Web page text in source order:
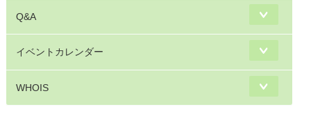
Q&A
イベントカレンダー
WHOIS